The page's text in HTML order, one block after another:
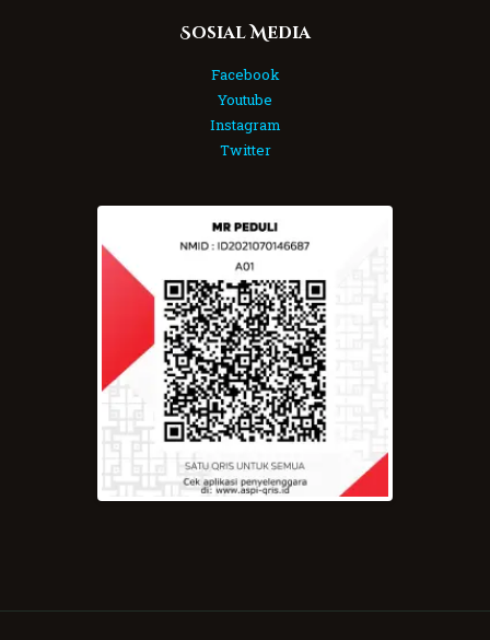
Sosial Media
Facebook
Youtube
Instagram
Twitter